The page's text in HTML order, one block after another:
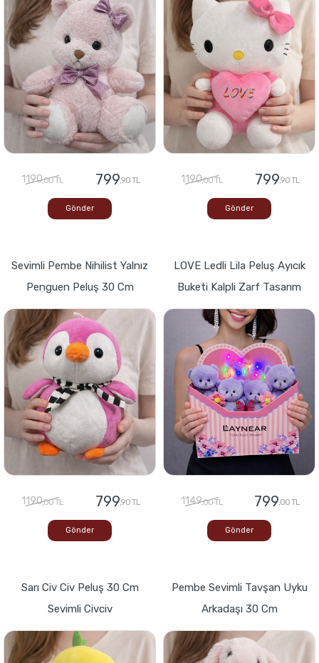
1190,00 TL 799,90 TL
Gönder
1190,00 TL 799,90 TL
Gönder
Sevimli Pembe Nihilist Yalnız
Penguen Peluş 30 Cm
1190,00 TL 799,90 TL
Gönder
LOVE Ledli Lila Peluş Ayıcık
Buketi Kalpli Zarf Tasarım
1149,00 TL 799,00 TL
Gönder
Sarı Civ Civ Peluş 30 Cm
Sevimli Civciv
Pembe Sevimli Tavşan Uyku
Arkadaşı 30 Cm